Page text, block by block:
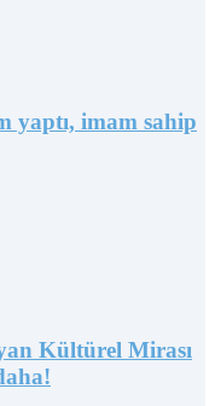
yaptı, imam sahip
Kültürel Mirası